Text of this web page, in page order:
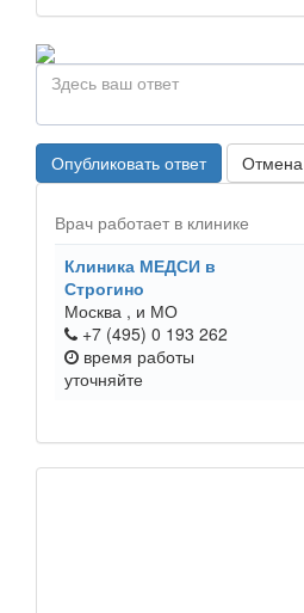
Опубликовать ответ Отмена
Врач работает в клинике
Клиника МЕДСИ в
Строгино
Москва , и МО
+7 (495) 0 193 262
время работы
уточняйте